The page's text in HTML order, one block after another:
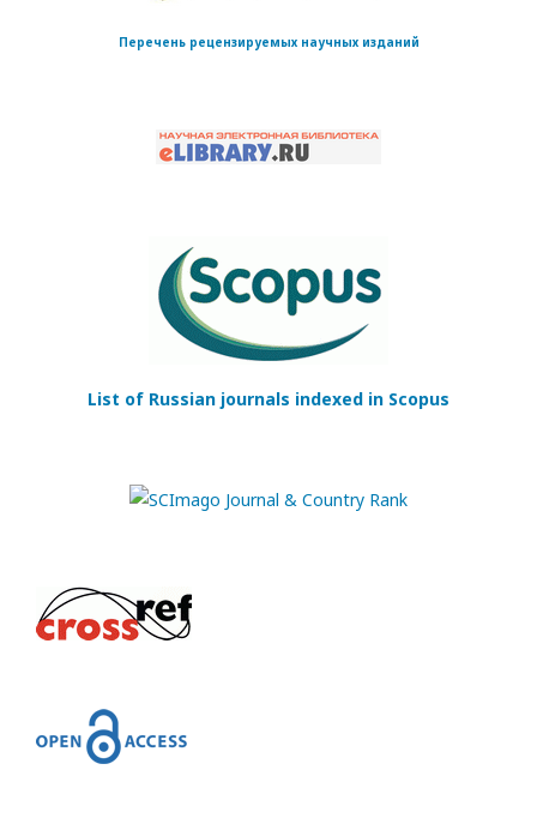
Перечень рецензируемых научных изданий
List of Russian journals indexed in Scopus